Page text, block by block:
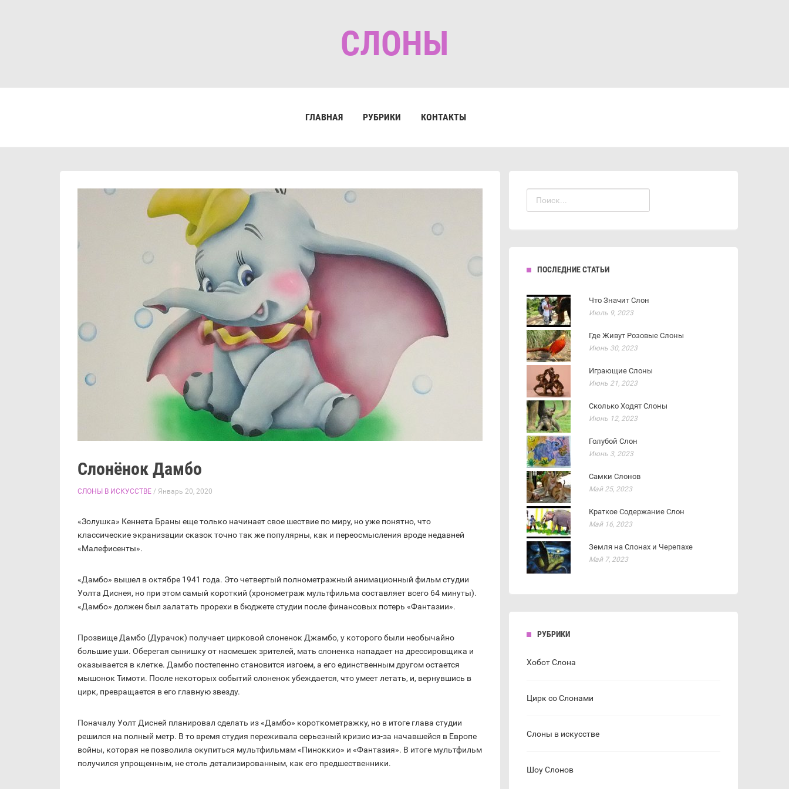
СЛОНЫ
ГЛАВНАЯ РУБРИКИ КОНТАКТЫ
Слонёнок Дамбо
СЛОНЫ В ИСКУССТВЕ / Январь 20, 2020
«Золушка» Кеннета Браны еще только начинает свое шествие по миру, но уже понятно, что
классические экранизации сказок точно так же популярны, как и переосмысления вроде недавней
«Малефисенты».
«Дамбо» вышел в октябре 1941 года. Это четвертый полнометражный анимационный фильм студии
Уолта Диснея, но при этом самый короткий (хронометраж мультфильма составляет всего 64 минуты).
«Дамбо» должен был залатать прорехи в бюджете студии после финансовых потерь «Фантазии».
Прозвище Дамбо (Дурачок) получает цирковой слоненок Джамбо, у которого были необычайно
большие уши. Оберегая сынишку от насмешек зрителей, мать слоненка нападает на дрессировщика и
оказывается в клетке. Дамбо постепенно становится изгоем, а его единственным другом остается
мышонок Тимоти. После некоторых событий слоненок убеждается, что умеет летать, и, вернувшись в
цирк, превращается в его главную звезду.
Поначалу Уолт Дисней планировал сделать из «Дамбо» короткометражку, но в итоге глава студии
решился на полный метр. В то время студия переживала серьезный кризис из-за начавшейся в Европе
войны, которая не позволила окупиться мультфильмам «Пиноккио» и «Фантазия». В итоге мультфильм
получился упрощенным, не столь детализированным, как его предшественники.
ПОСЛЕДНИЕ СТАТЬИ
Что Значит Слон
Июль 9, 2023
Где Живут Розовые Слоны
Июнь 30, 2023
Играющие Слоны
Июнь 21, 2023
Сколько Ходят Слоны
Июнь 12, 2023
Голубой Слон
Июнь 3, 2023
Самки Слонов
Май 25, 2023
Краткое Содержание Слон
Май 16, 2023
Земля на Слонах и Черепахе
Май 7, 2023
РУБРИКИ
Хобот Слона
Цирк со Слонами
Слоны в искусстве
Шоу Слонов